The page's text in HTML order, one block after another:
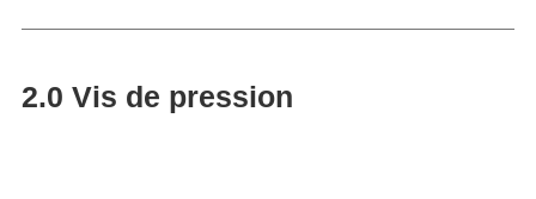
2.0 Vis de pression